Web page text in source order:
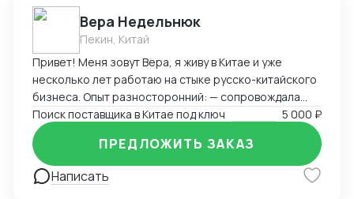
Вера Недельнюк
Пекин, Китай
Привет! Меня зовут Вера, я живу в Китае и уже
несколько лет работаю на стыке русско-китайского
бизнеса. Опыт разносторонний: — сопровождала
туристов и бизнес-группы, — работала байером
(поиск товаров, переговоры, логистика), — помогала
с закупками, документами и отправками, —
преподавала китайский и русский, — занималась
продажами на Wildberries, — вела китайский блог.
Поиск поставщика в Китае под ключ 5 000 ₽
Написать
ПРЕДЛОЖИТЬ ЗАКАЗ